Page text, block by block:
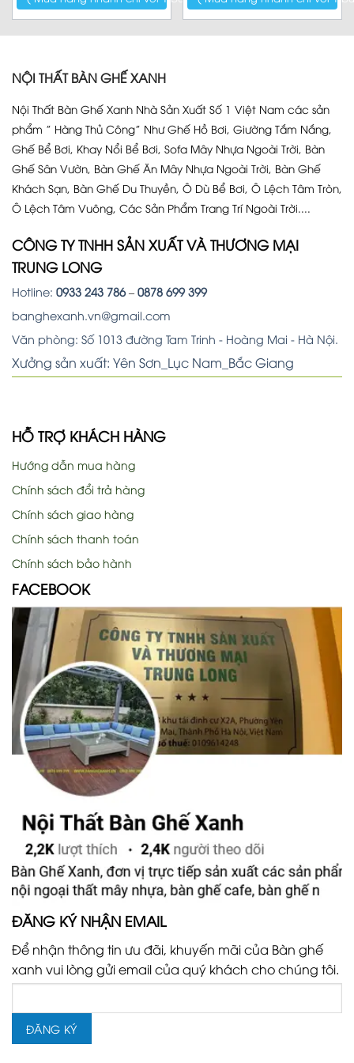
NỘI THẤT BÀN GHẾ XANH
Nội Thất Bàn Ghế Xanh Nhà Sản Xuất Số 1 Việt Nam các sản
phẩm ” Hàng Thủ Công” Như Ghế Hồ Bơi, Giường Tắm Nắng,
Ghế Bể Bơi, Khay Nổi Bể Bơi, Sofa Mây Nhựa Ngoài Trời, Bàn
Ghế Sân Vườn, Bàn Ghế Ăn Mây Nhựa Ngoài Trời, Bàn Ghế
Khách Sạn, Bàn Ghế Du Thuyền, Ô Dù Bể Bơi, Ô Lệch Tâm Tròn,
Ô Lệch Tâm Vuông, Các Sản Phẩm Trang Trí Ngoài Trời....
CÔNG TY TNHH SẢN XUẤT VÀ THƯƠNG MẠI
TRUNG LONG
Hotline: 0933 243 786– 0878 699 399
banghexanh.vn@gmail.com
Văn phòng: Số 1013 đường Tam Trinh - Hoàng Mai - Hà Nội.
Xưởng sản xuất: Yên Sơn_Lục Nam_Bắc Giang
HỖ TRỢ KHÁCH HÀNG
Hướng dẫn mua hàng
Chính sách đổi trả hàng
Chính sách giao hàng
Chính sách thanh toán
Chính sách bảo hành
FACEBOOK
ĐĂNG KÝ NHẬN EMAIL
Để nhận thông tin ưu đãi, khuyến mãi của Bàn ghế
xanh vui lòng gửi email của quý khách cho chúng tôi.